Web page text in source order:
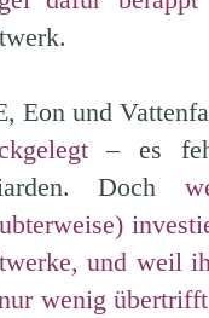
Eon und
– es
Doch
und weil
wenig übertrifft